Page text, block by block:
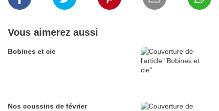
Vous aimerez aussi
Bobines et cie
Nos coussins de février